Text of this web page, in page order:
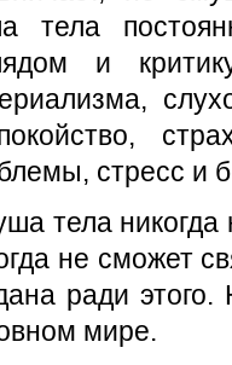
тела
и
стресс и
тела никогда
не сможет
ради
мире.